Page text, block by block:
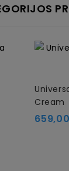
Cream
Kaina